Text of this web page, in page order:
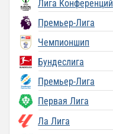
Лига Конференций
Премьер-Лига
Чемпионшип
Бундеслига
Премьер-Лига
Первая Лига
Ла Лига